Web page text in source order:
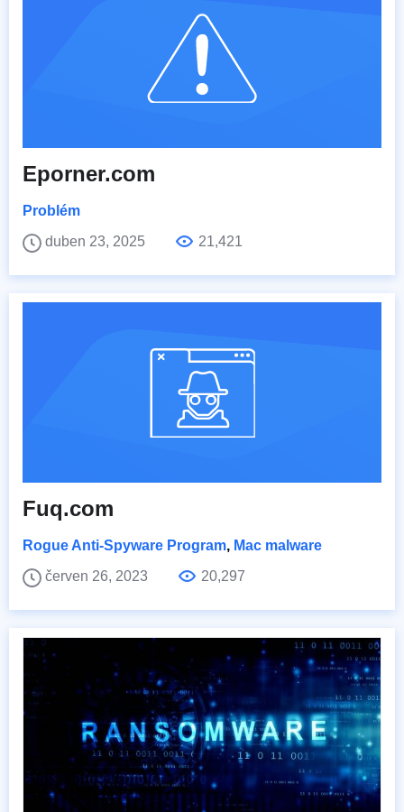
Eporner.com
Problém
duben 23, 2025
21,421
Fuq.com
Rogue Anti-Spyware Program, Mac malware
červen 26, 2023
20,297